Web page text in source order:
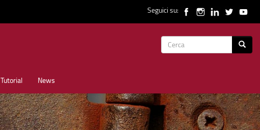
Seguici su:
Form
Tutorial News